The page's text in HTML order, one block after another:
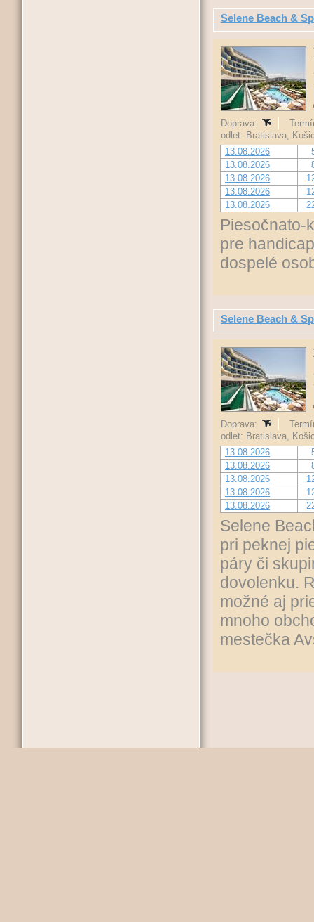
Selene Beach &
Doprava:
odlet: Bratislava,
13.08.2026
13.08.2026
13.08.2026
13.08.2026
13.08.2026
Piesočnato-
pre
dospelé
Selene Beach &
Doprava:
odlet: Bratislava,
13.08.2026
13.08.2026
13.08.2026
13.08.2026
13.08.2026
Selene
pri peknej
páry či
dovolenku.
možné aj
mnoho
mestečka